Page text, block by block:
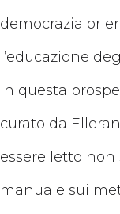
democrazia
l’educazione
In questa
curato da
essere letto non
manuale sui